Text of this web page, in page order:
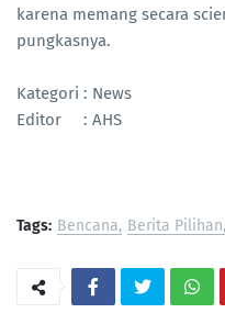
karena memang secara
pungkasnya.
Kategori : News
Editor : AHS
Tags: Bencana Berita Pilihan